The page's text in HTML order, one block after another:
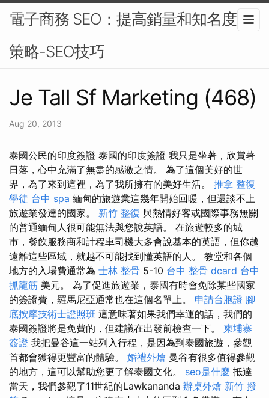
電子商務 SEO：提高銷量和知名度的
策略-SEO技巧
Je Tall Sf Marketing (468)
Aug 20, 2013
泰國公民的印度簽證 泰國的印度簽證 我只是坐著，欣賞著
日落，心中充滿了無盡的感激之情。 為了這個美好的世
界，為了來到這裡，為了我所擁有的美好生活。 推拿 整復
學徒 台中 spa 緬甸的旅遊業這幾年開始回暖，但還談不上
旅遊業發達的國家。 新竹 整復 與熱情好客或國際事務無關
的普通緬甸人很可能無法與您說英語。 在旅遊較多的城
市，餐飲服務商和計程車司機大多會說基本的英語，但你越
遠離這些區域，就越不可能找到懂英語的人。 教堂和各個
地方的入場費通常為 士林 整骨 5-10 台中 整骨 dcard 台中
抓龍筋 美元。 為了促進旅遊業，泰國有時會免除某些國家
的簽證費，羅馬尼亞通常也在這個名單上。 申請台胞證 腳
底按摩技術士證照班 這意味著如果我們幸運的話，我們的
泰國簽證將是免費的，但建議在出發前檢查一下。 柬埔寨
簽證 我把曼谷這一站列入行程，是因為到泰國旅遊，參觀
首都會獲得更豐富的體驗。 婚禮外燴 曼谷有很多值得參觀
的地方，這可以幫助您更了解泰國文化。 seo是什麼 抵達
當天，我們參觀了11世紀的Lawkananda 辦桌外燴 新竹 撥